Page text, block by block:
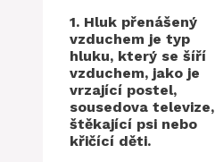
1. Hluk přenášený
vzduchem je typ
hluku, který se šíří
vzduchem, jako je
vrzající postel,
sousedova televize,
štěkající psi nebo
křičící děti.